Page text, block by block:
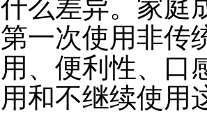
什么差异。家庭
第一次使用非传
用、便利性、口
用和不继续使用